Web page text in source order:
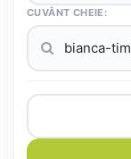
CUVÂNT CHEIE: